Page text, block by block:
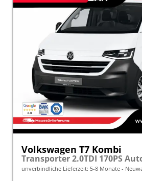
Volkswagen T7 Kombi
unverbindliche Lieferzeit: 5-8 Monate